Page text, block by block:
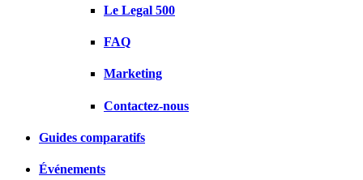
Le Legal 500
FAQ
Marketing
Contactez-nous
Guides comparatifs
Événements